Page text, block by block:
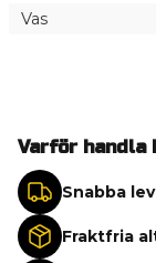
Vas
Varför handla
Snabba
Fraktfria